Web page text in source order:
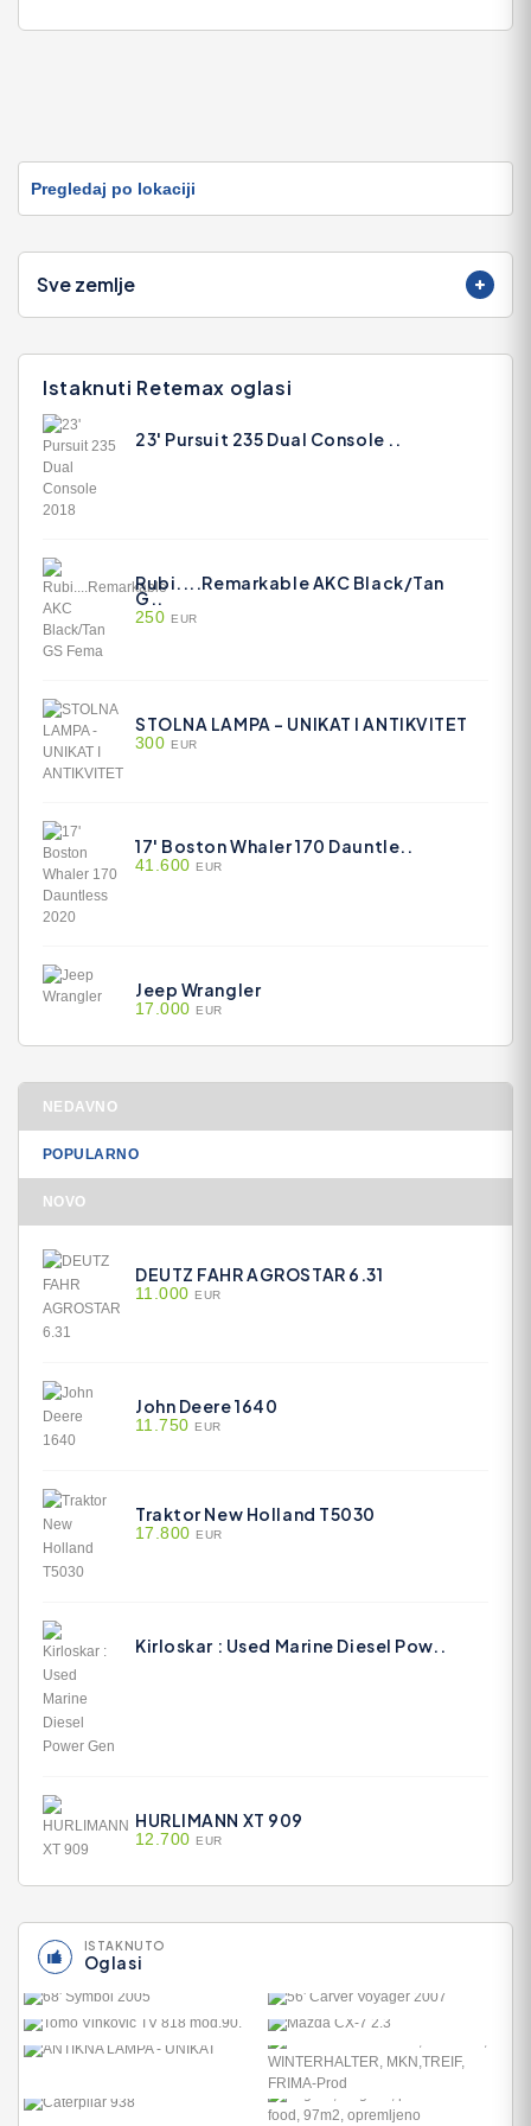
Pregledaj po lokaciji
Sve zemlje
Istaknuti Retemax oglasi
23' Pursuit 235 Dual Console ..
Rubi....Remarkable AKC Black/Tan
G..
250 EUR
STOLNA LAMPA - UNIKAT I ANTIKVITET
300 EUR
17' Boston Whaler 170 Dauntle..
41.600 EUR
Jeep Wrangler
17.000 EUR
NEDAVNO
POPULARNO
NOVO
DEUTZ FAHR AGROSTAR 6.31
11.000 EUR
John Deere 1640
11.750 EUR
Traktor New Holland T5030
17.800 EUR
Kirloskar : Used Marine Diesel Pow..
HURLIMANN XT 909
12.700 EUR
ISTAKNUTO
Oglasi
56' CARVER VOYAGER
490.300 MAZDA CX-7 2.3
1